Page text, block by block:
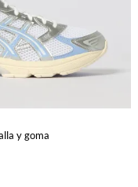
y goma